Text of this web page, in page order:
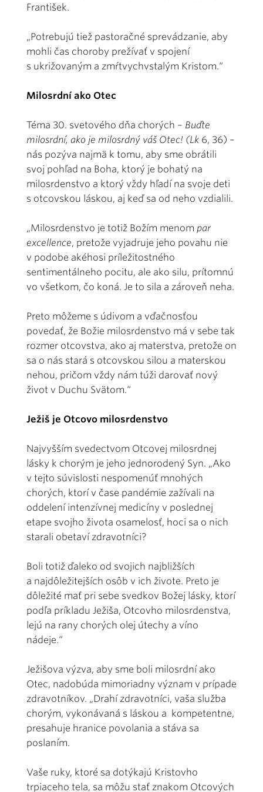
František.
„Potrebujú tiež pastoračné sprevádzanie, aby
mohli čas choroby prežívať v spojení
s ukrižovaným a zmŕtvychvstalým Kristom.“
Milosrdní ako Otec
Téma 30. svetového dňa chorých – Buďte
milosrdní, ako je milosrdný váš Otec! (Lk 6, 36) –
nás pozýva najmä k tomu, aby sme obrátili
svoj pohľad na Boha, ktorý je bohatý na
milosrdenstvo a ktorý vždy hľadí na svoje deti
s otcovskou láskou, aj keď sa od neho vzdialili.
„Milosrdenstvo je totiž Božím menom par
excellence, pretože vyjadruje jeho povahu nie
v podobe akéhosi príležitostného
sentimentálneho pocitu, ale ako silu, prítomnú
vo všetkom, čo koná. Je to sila a zároveň neha.
Preto môžeme s údivom a vďačnosťou
povedať, že Božie milosrdenstvo má v sebe tak
rozmer otcovstva, ako aj materstva, pretože on
sa o nás stará s otcovskou silou a materskou
nehou, pričom vždy nám túži darovať nový
život v Duchu Svätom.“
Ježiš je Otcovo milosrdenstvo
Najvyšším svedectvom Otcovej milosrdnej
lásky k chorým je jeho jednorodený Syn. „Ako
v tejto súvislosti nespomenúť mnohých
chorých, ktorí v čase pandémie zažívali na
oddelení intenzívnej medicíny v poslednej
etape svojho života osamelosť, hoci sa o nich
starali obetaví zdravotníci?
Boli totiž ďaleko od svojich najbližších
a najdôležitejších osôb v ich živote. Preto je
dôležité mať pri sebe svedkov Božej lásky, ktorí
podľa príkladu Ježiša, Otcovho milosrdenstva,
lejú na rany chorých olej útechy a víno
nádeje.“
Ježišova výzva, aby sme boli milosrdní ako
Otec, nadobúda mimoriadny význam v prípade
zdravotníkov. „Drahí zdravotníci, vaša služba
chorým, vykonávaná s láskou a kompetentne,
presahuje hranice povolania a stáva sa
poslaním.
Vaše ruky, ktoré sa dotýkajú Kristovho
trpiaceho tela, sa môžu stať znakom Otcových